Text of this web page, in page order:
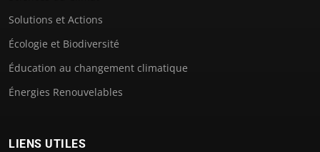
Solutions et Actions
Écologie et Biodiversité
Éducation au changement climatique
Énergies Renouvelables
LIENS UTILES